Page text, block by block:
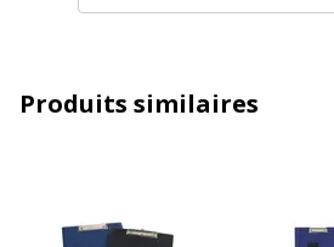
Format pris en
A4 (210 x
Produits similaires